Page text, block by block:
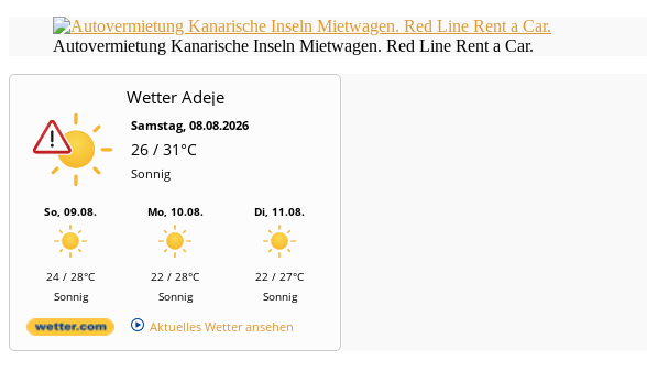
Autovermietung Kanarische Inseln Mietwagen. Red Line Rent a Car.
Wetter Adeje
Samstag, 08.08.2026
26 / 31°C
Sonnig
So, 09.08.
24 / 28°C
Sonnig
Mo, 10.08.
22 / 28°C
Sonnig
Di, 11.08.
22 / 27°C
Sonnig
Aktuelles Wetter ansehen